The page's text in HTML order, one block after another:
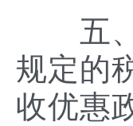
五、
规定的
收优惠